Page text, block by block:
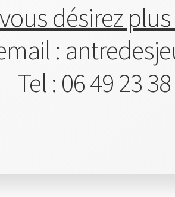
désirez
:
Tel : 06 49 23